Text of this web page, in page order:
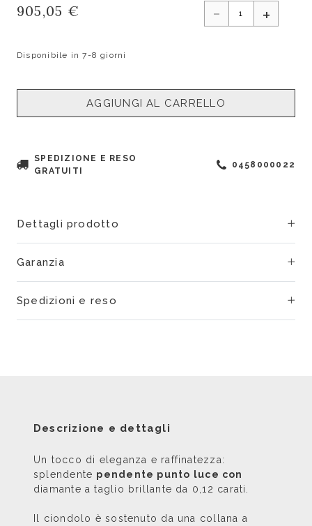
905,05 € - +
Disponibile in 7-8 giorni
AGGIUNGI AL CARRELLO
SPEDIZIONE E RESO
GRATUITI
0458000022
Dettagli prodotto
Garanzia
Spedizioni e reso
Descrizione e dettagli
Un tocco di eleganza e raffinatezza:
splendente pendente punto luce con
diamante a taglio brillante da 0,12 carati.
Il ciondolo è sostenuto da una collana a